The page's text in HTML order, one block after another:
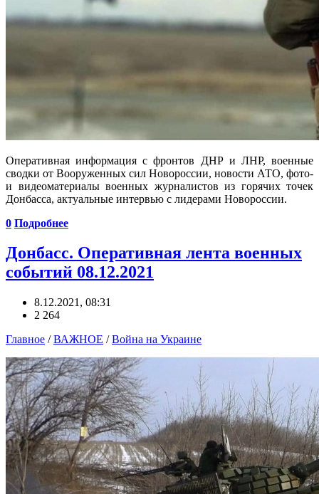
Оперативная информация с фронтов ДНР и ЛНР, военные
сводки от Вооруженных сил Новороссии, новости АТО, фото-
и видеоматериалы военных журналистов из горячих точек
Донбасса, актуальные интервью с лидерами Новороссии.
0 Подробнее
Донбасс. Оперативная лента военных
событий 08.12.2021
8.12.2021, 08:31
2 264
Главное /ВАЖНОЕ /Война на Украине